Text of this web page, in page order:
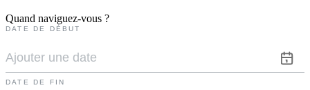
Quand naviguez-vous ?
DATE DE DÉBUT
DATE DE FIN